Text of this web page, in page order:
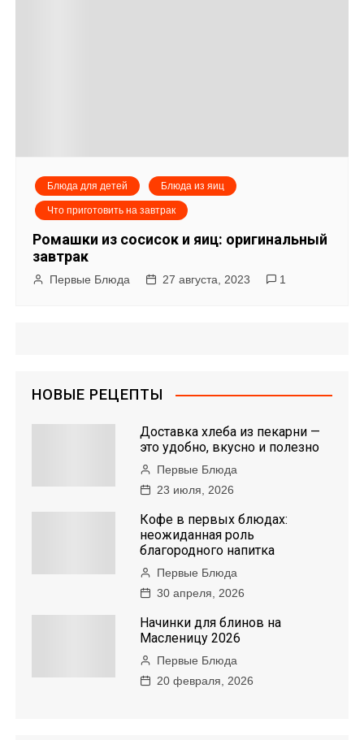
Блюда для детей Блюда из яиц
Что приготовить на завтрак
Ромашки из сосисок и яиц: оригинальный
завтрак
Первые Блюда 27 августа, 2023 1
НОВЫЕ РЕЦЕПТЫ
Доставка хлеба из пекарни —
это удобно, вкусно и полезно
Первые Блюда
23 июля, 2026
Кофе в первых блюдах:
неожиданная роль
благородного напитка
Первые Блюда
30 апреля, 2026
Начинки для блинов на
Масленицу 2026
Первые Блюда
20 февраля, 2026